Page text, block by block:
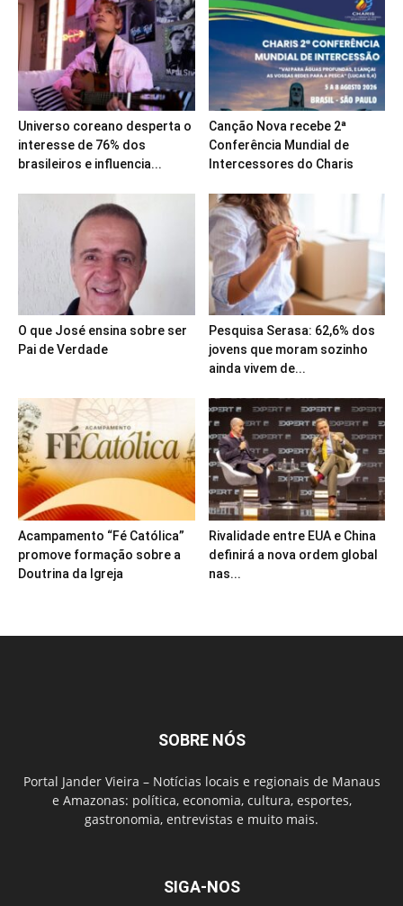
Universo coreano desperta o
interesse de 76% dos
brasileiros e influencia...
Canção Nova recebe 2ª
Conferência Mundial de
Intercessores do Charis
O que José ensina sobre ser
Pai de Verdade
Pesquisa Serasa: 62,6% dos
jovens que moram sozinho
ainda vivem de...
Acampamento “Fé Católica”
promove formação sobre a
Doutrina da Igreja
Rivalidade entre EUA e China
definirá a nova ordem global
nas...
SOBRE NÓS
Portal Jander Vieira – Notícias locais e regionais de Manaus
e Amazonas: política, economia, cultura, esportes,
gastronomia, entrevistas e muito mais.
SIGA-NOS